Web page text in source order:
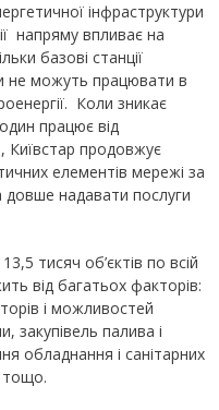
інфраструктури
напряму впливає на
базові станції
не можуть працювати в
Коли зникає
працює від
Київстар продовжує
елементів мережі за
надавати послуги
тисяч об’єктів по всій
від багатьох факторів:
і можливостей
закупівель палива і
обладнання і санітарних
тощо.